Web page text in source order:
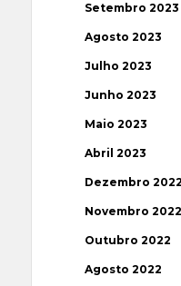
Setembro 2023
Agosto 2023
Julho 2023
Junho 2023
Maio 2023
Abril 2023
Dezembro 2022
Novembro 2022
Outubro 2022
Agosto 2022